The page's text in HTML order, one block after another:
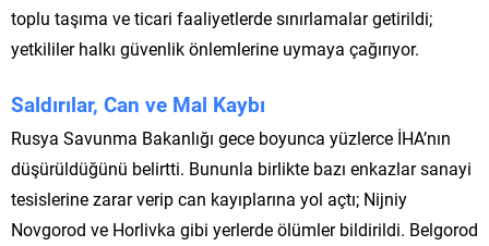
toplu taşıma ve ticari faaliyetlerde sınırlamalar getirildi;
yetkililer halkı güvenlik önlemlerine uymaya çağırıyor.
Saldırılar, Can ve Mal Kaybı
Rusya Savunma Bakanlığı gece boyunca yüzlerce İHA’nın
düşürüldüğünü belirtti. Bununla birlikte bazı enkazlar sanayi
tesislerine zarar verip can kayıplarına yol açtı; Nijniy
Novgorod ve Horlivka gibi yerlerde ölümler bildirildi. Belgorod